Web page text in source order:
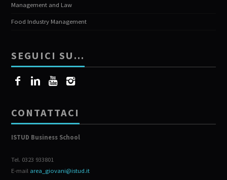
Management and Law
Food Industry Management
SEGUICI SU…
CONTATTACI
ISTUD Business School
Tel. 0323 933801
E-mail area_giovani@istud.it